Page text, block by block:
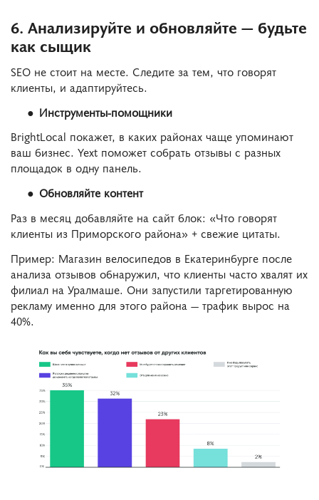
6. Анализируйте и обновляйте — будьте
как сыщик
SEO не стоит на месте. Следите за тем, что говорят
клиенты, и адаптируйтесь.
Инструменты-помощники
BrightLocal покажет, в каких районах чаще упоминают
ваш бизнес. Yext поможет собрать отзывы с разных
площадок в одну панель.
Обновляйте контент
Раз в месяц добавляйте на сайт блок: «Что говорят
клиенты из Приморского района» + свежие цитаты.
Пример: Магазин велосипедов в Екатеринбурге после
анализа отзывов обнаружил, что клиенты часто хвалят их
филиал на Уралмаше. Они запустили таргетированную
рекламу именно для этого района — трафик вырос на
40%.